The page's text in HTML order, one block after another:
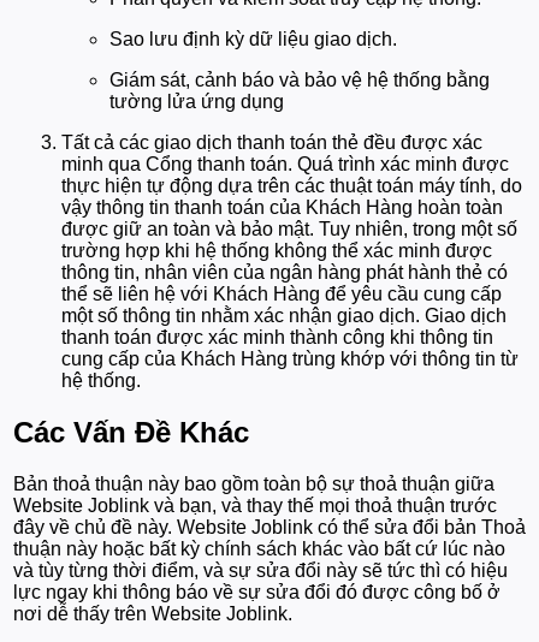
Sao lưu định kỳ dữ liệu giao dịch.
Giám sát, cảnh báo và bảo vệ hệ thống bằng
tường lửa ứng dụng
Tất cả các giao dịch thanh toán thẻ đều được xác
minh qua Cổng thanh toán. Quá trình xác minh được
thực hiện tự động dựa trên các thuật toán máy tính, do
vậy thông tin thanh toán của Khách Hàng hoàn toàn
được giữ an toàn và bảo mật. Tuy nhiên, trong một số
trường hợp khi hệ thống không thể xác minh được
thông tin, nhân viên của ngân hàng phát hành thẻ có
thể sẽ liên hệ với Khách Hàng để yêu cầu cung cấp
một số thông tin nhằm xác nhận giao dịch. Giao dịch
thanh toán được xác minh thành công khi thông tin
cung cấp của Khách Hàng trùng khớp với thông tin từ
hệ thống.
Các Vấn Đề Khác
Bản thoả thuận này bao gồm toàn bộ sự thoả thuận giữa
Website Joblink và bạn, và thay thế mọi thoả thuận trước
đây về chủ đề này. Website Joblink có thể sửa đổi bản Thoả
thuận này hoặc bất kỳ chính sách khác vào bất cứ lúc nào
và tùy từng thời điểm, và sự sửa đổi này sẽ tức thì có hiệu
lực ngay khi thông báo về sự sửa đổi đó được công bố ở
nơi dễ thấy trên Website Joblink.